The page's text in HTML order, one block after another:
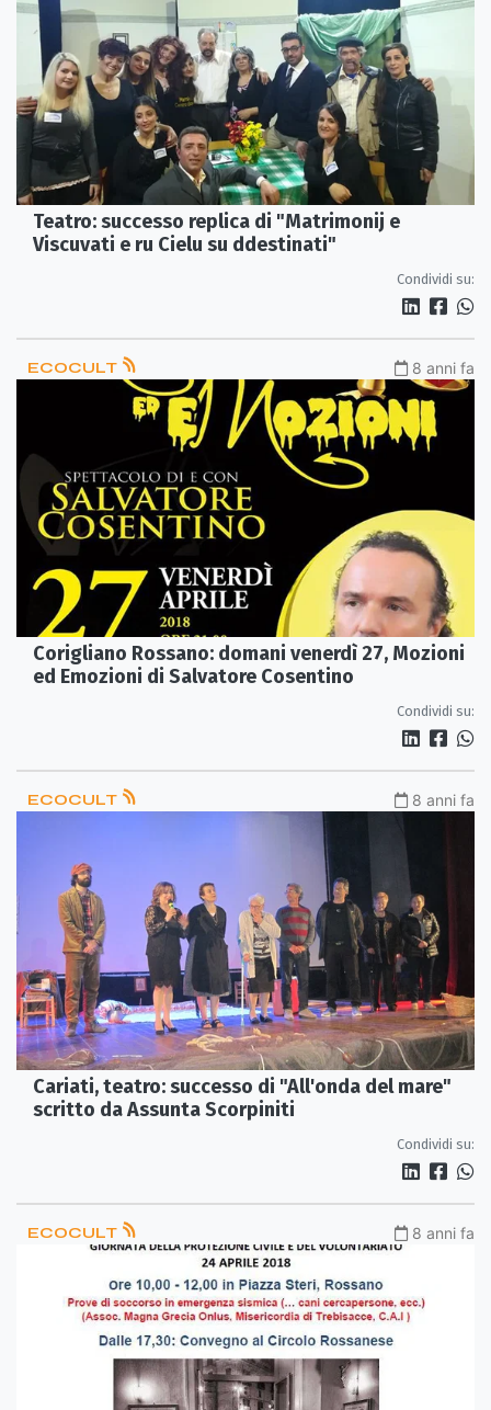
Teatro: successo replica di "Matrimonij e
Viscuvati e ru Cielu su ddestinati"
Condividi su:
ECOCULT 8 anni fa
Corigliano Rossano: domani venerdì 27, Mozioni
ed Emozioni di Salvatore Cosentino
Condividi su:
ECOCULT 8 anni fa
Cariati, teatro: successo di "All'onda del mare"
scritto da Assunta Scorpiniti
Condividi su:
ECOCULT 8 anni fa